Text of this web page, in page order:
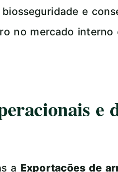
e
no mercado interno
e
a Exportações de